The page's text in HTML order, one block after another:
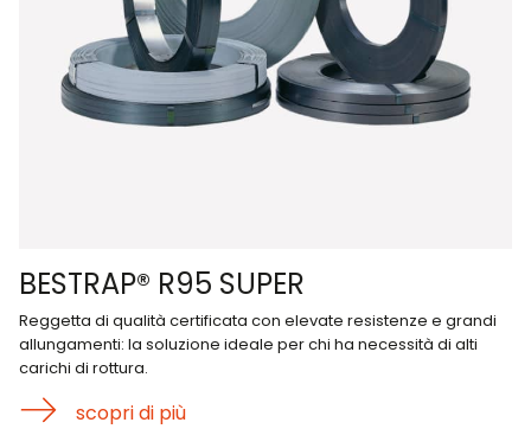
BESTRAP® R95 SUPER
Reggetta di qualità certificata con elevate resistenze e grandi
allungamenti: la soluzione ideale per chi ha necessità di alti
carichi di rottura.
scopri di più